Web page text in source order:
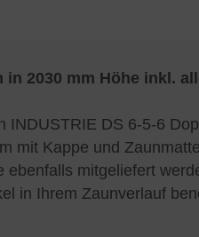
2030 mm Höhe inkl.
DS 6-5-6
mit Kappe und
mitgeliefert
in Ihrem Zaunverlauf